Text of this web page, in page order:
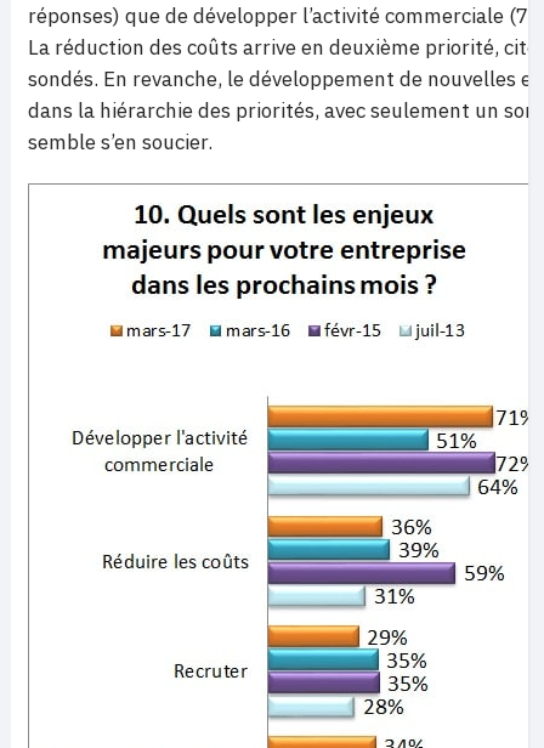
réponses) que de développer l’activité commerciale
La réduction des coûts arrive en deuxième priorité,
sondés. En revanche, le développement de nouvelles
dans la hiérarchie des priorités, avec seulement un
semble s’en soucier.